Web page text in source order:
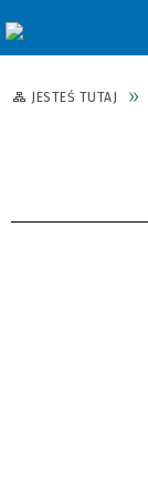
JESTEŚ TUTAJ